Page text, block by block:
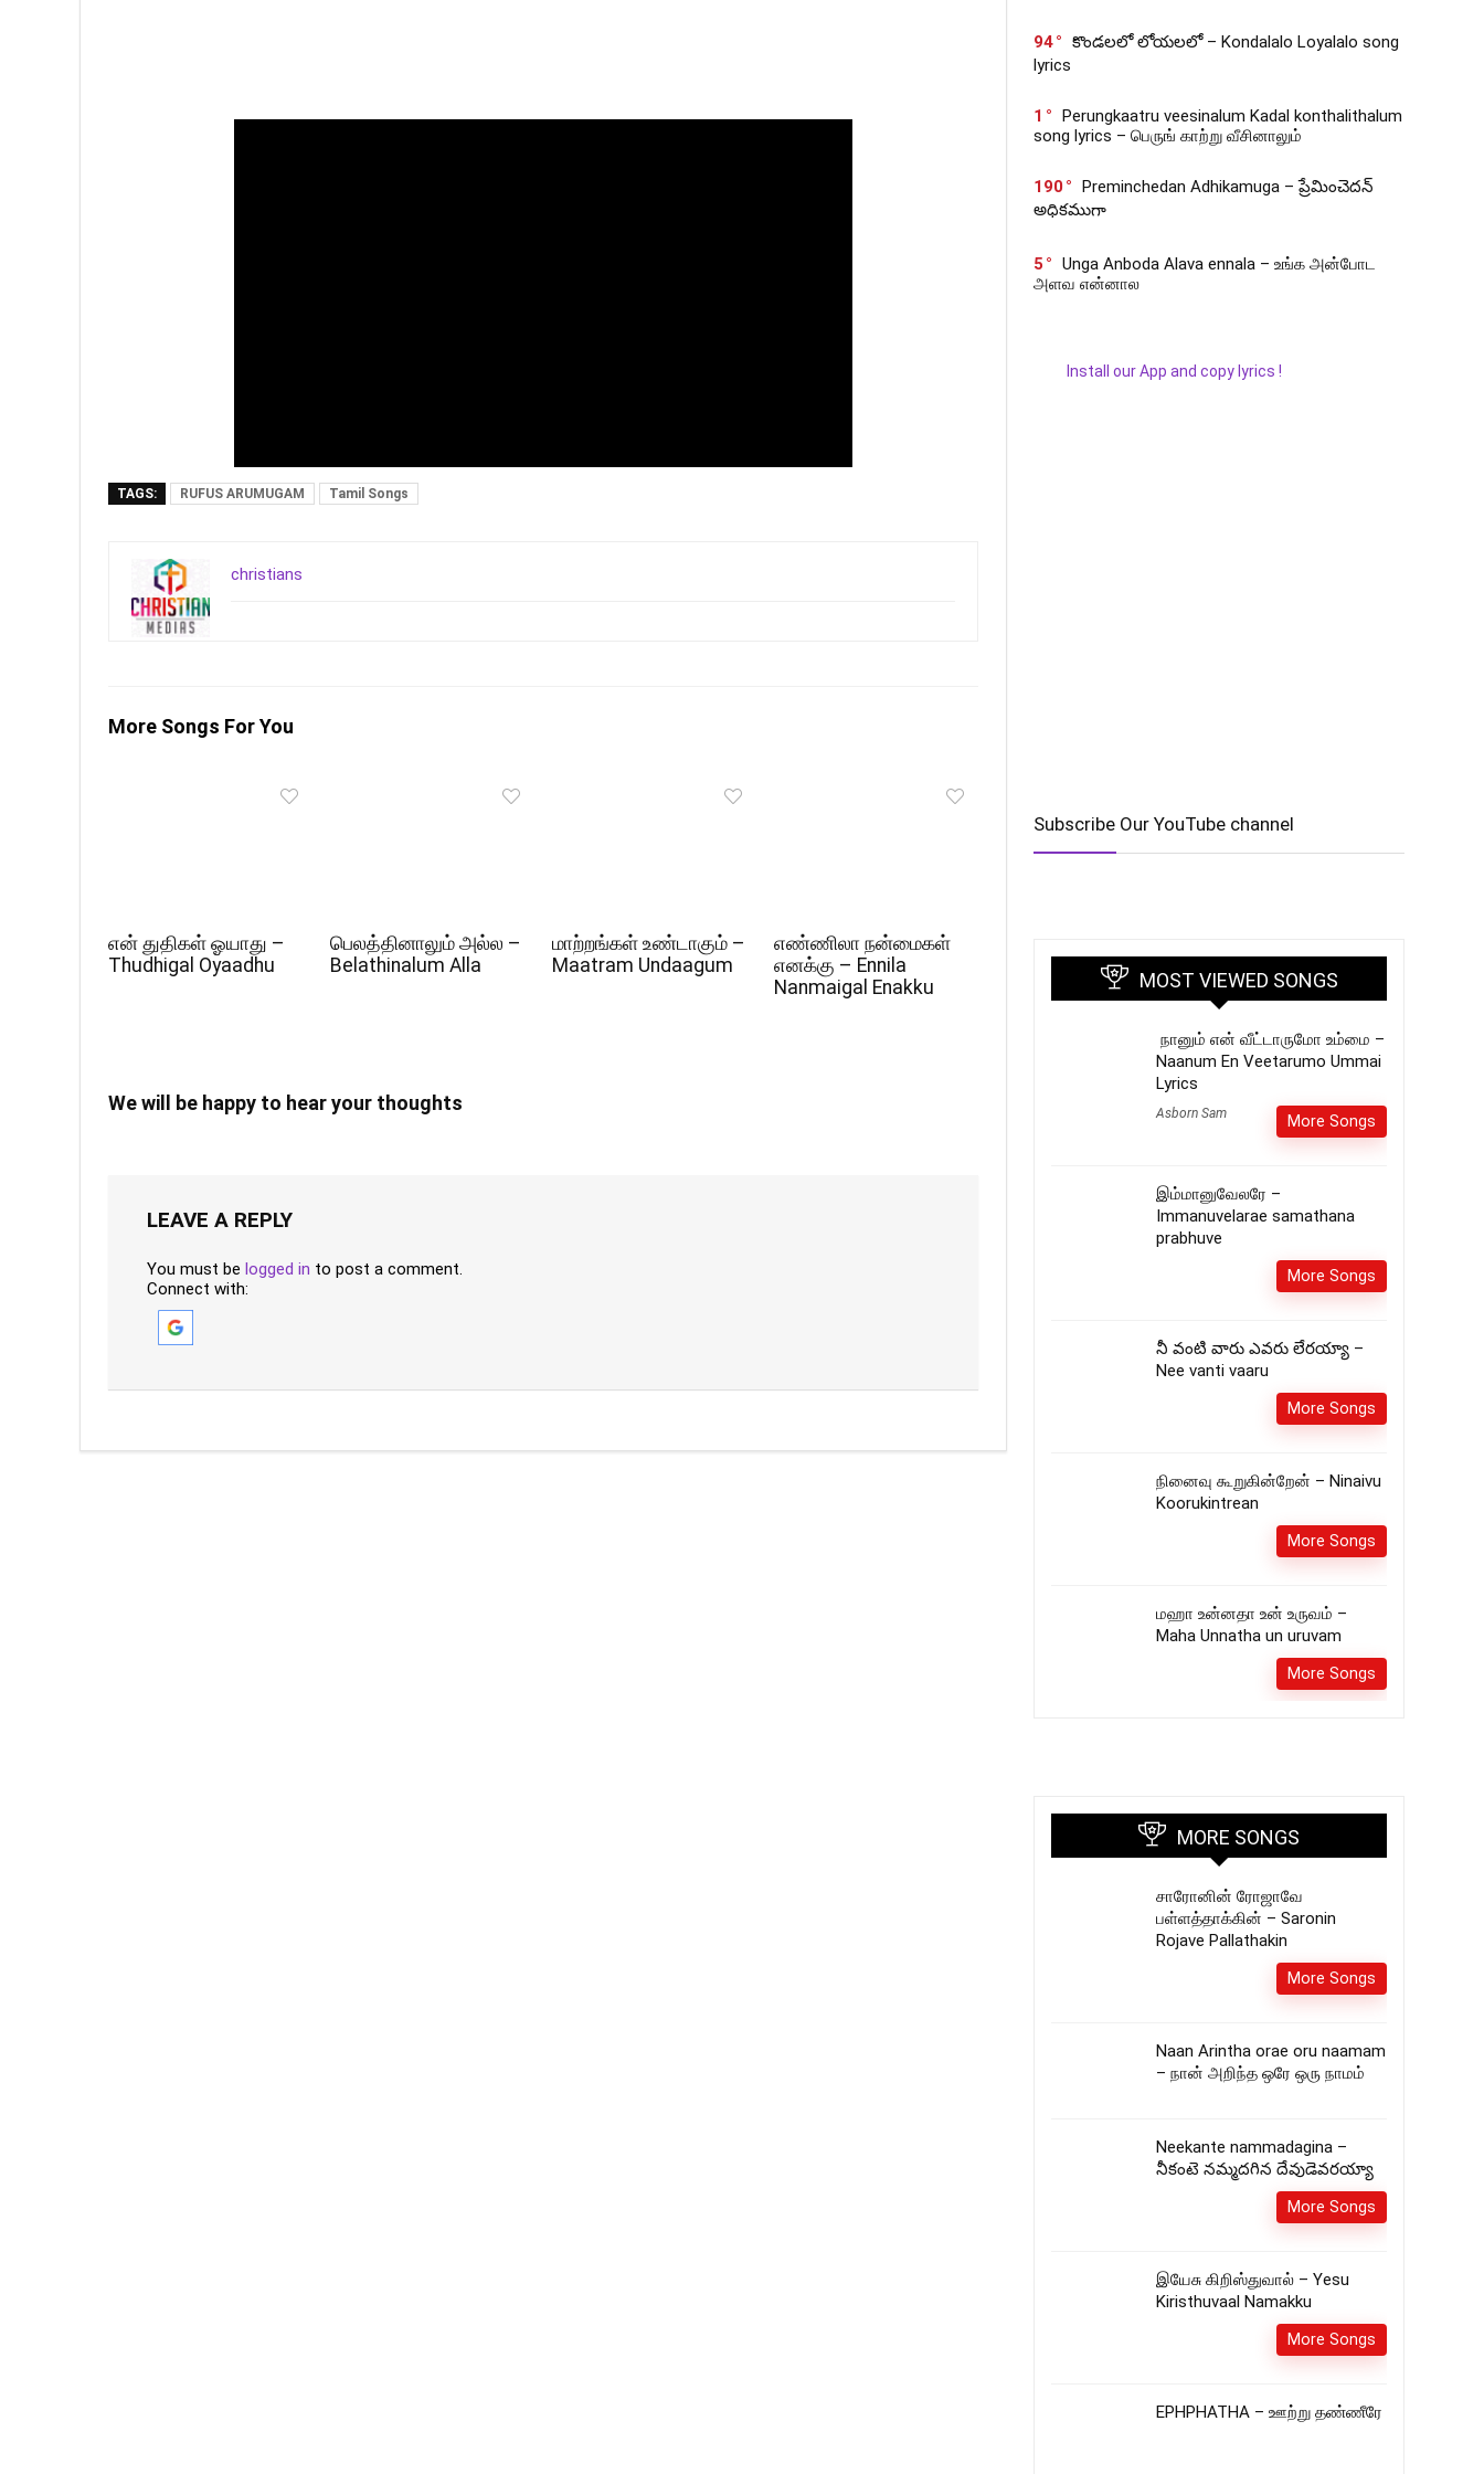
TAGS: RUFUS ARUMUGAM Tamil Songs
christians
More Songs For You
என் துதிகள் ஓயாது –
Thudhigal Oyaadhu
பெலத்தினாலும் அல்ல –
Belathinalum Alla
மாற்றங்கள் உண்டாகும் –
Maatram Undaagum
எண்ணிலா நன்மைகள்
எனக்கு – Ennila
Nanmaigal Enakku
We will be happy to hear your thoughts
LEAVE A REPLY
You must be logged in to post a comment.
Connect with:
94
కొండలలో లోయలలో – Kondalalo Loyalalo song
lyrics
1
Perungkaatru veesinalum Kadal konthalithalum
song lyrics – பெருங் காற்று வீசினாலும்
190
Preminchedan Adhikamuga – ప్రేమించెదన్
అధికముగా
5
Unga Anboda Alava ennala – உங்க அன்போட
அளவ என்னால
Install our App and copy lyrics !
Subscribe Our YouTube channel
MOST VIEWED SONGS
நானும் என் வீட்டாருமோ உம்மை –
Naanum En Veetarumo Ummai
Lyrics
Asborn Sam More Songs
இம்மானுவேலரே –
Immanuvelarae samathana
prabhuve
More Songs
నీ వంటి వారు ఎవరు లేరయ్యా –
Nee vanti vaaru
More Songs
நினைவு கூறுகின்றேன் – Ninaivu
Koorukintrean
More Songs
மஹா உன்னதா உன் உருவம் –
Maha Unnatha un uruvam
More Songs
MORE SONGS
சாரோனின் ரோஜாவே
பள்ளத்தாக்கின் – Saronin
Rojave Pallathakin
More Songs
Naan Arintha orae oru naamam
– நான் அறிந்த ஒரே ஒரு நாமம்
Neekante nammadagina –
నీకంటె నమ్మదగిన దేవుడెవరయ్యా
More Songs
இயேசு கிறிஸ்துவால் – Yesu
Kiristhuvaal Namakku
More Songs
EPHPHATHA – ஊற்று தண்ணீரே